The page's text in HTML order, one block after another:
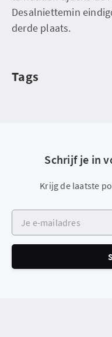
Desalniettemin
derde plaats.
Tags
Schrijf je in
Krijg de laatste
Je e-mailadres